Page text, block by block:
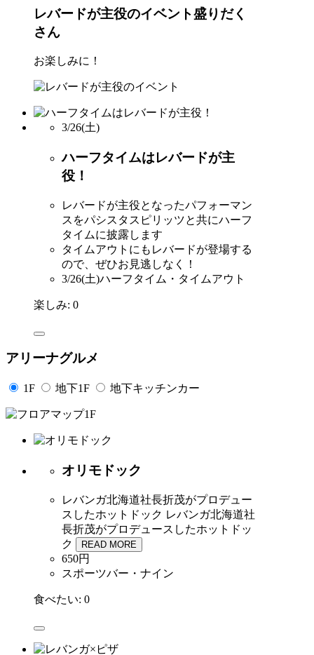
レバードが主役のイベント盛りだく
さん
お楽しみに！
3/26(土)
ハーフタイムはレバードが主
役！
レバードが主役となったパフォーマン
スをパシスタスピリッツと共にハーフ
タイムに披露します
タイムアウトにもレバードが登場する
ので、ぜひお見逃しなく！
3/26(土)ハーフタイム・タイムアウト
楽しみ: 0
アリーナグルメ
1F 地下1F 地下キッチンカー
オリモドック
レバンガ北海道社長折茂がプロデュー
スしたホットドック レバンガ北海道社
長折茂がプロデュースしたホットドッ
ク
READ MORE
650円
スポーツバー・ナイン
食べたい: 0